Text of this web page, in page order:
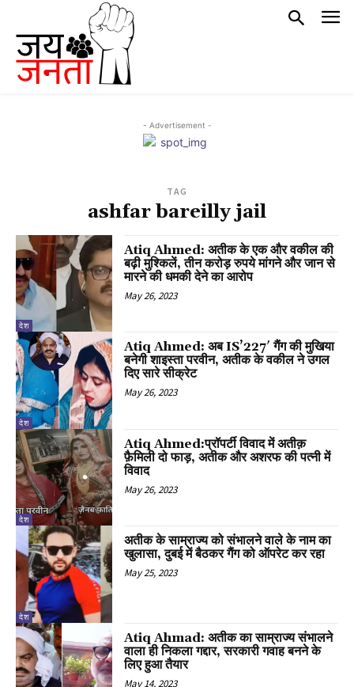
- Advertisement -
TAG
ashfar bareilly jail
देश
Atiq Ahmed: अतीक के एक और वकील की
बढ़ी मुश्किलें, तीन करोड़ रुपये मांगने और जान से
मारने की धमकी देने का आरोप
May 26, 2023
देश
Atiq Ahmed: अब IS’227′ गैंग की मुखिया
बनेगी शाइस्ता परवीन, अतीक के वकील ने उगल
दिए सारे सीक्रेट
May 26, 2023
देश
Atiq Ahmed:प्रॉपर्टी विवाद में अतीक़
फ़ैमिली दो फाड़, अतीक और अशरफ की पत्नी में
विवाद
May 26, 2023
देश
अतीक के साम्राज्य को संभालने वाले के नाम का
खुलासा, दुबई में बैठकर गैंग को ऑपरेट कर रहा
May 25, 2023
Atiq Ahmad: अतीक का साम्राज्य संभालने
वाला ही निकला गद्दार, सरकारी गवाह बनने के
लिए हुआ तैयार
May 14, 2023